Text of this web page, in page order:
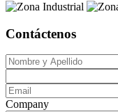
Contáctenos
Company